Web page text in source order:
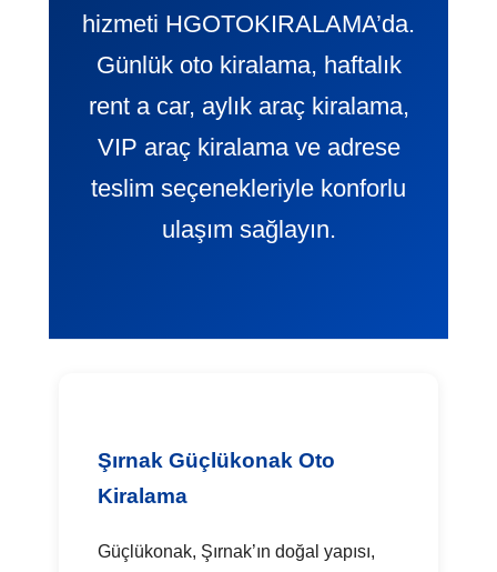
hizmeti HGOTOKIRALAMA’da.
Günlük oto kiralama, haftalık
rent a car, aylık araç kiralama,
VIP araç kiralama ve adrese
teslim seçenekleriyle konforlu
ulaşım sağlayın.
Şırnak Güçlükonak Oto
Kiralama
Güçlükonak, Şırnak’ın doğal yapısı,